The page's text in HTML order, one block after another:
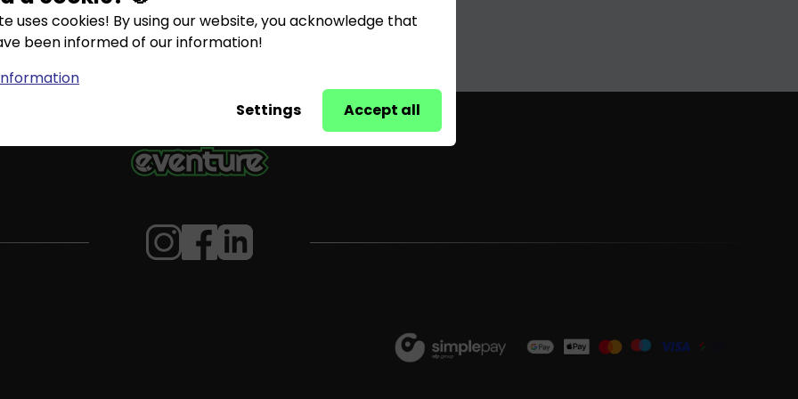
uses cookies! By using our website, you acknowledge that
been informed of our information!
Settings
Accept all